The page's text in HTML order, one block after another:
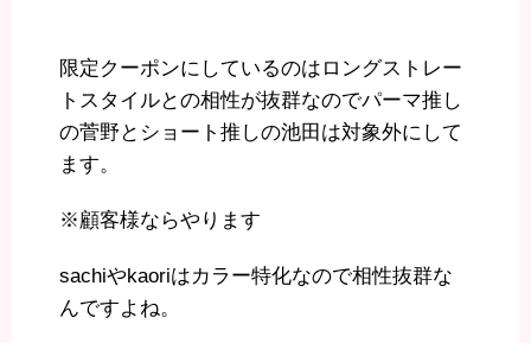
限定クーポンにしているのはロングストレー
トスタイルとの相性が抜群なのでパーマ推し
の菅野とショート推しの池田は対象外にして
ます。
※顧客様ならやります
sachiやkaoriはカラー特化なので相性抜群な
んですよね。